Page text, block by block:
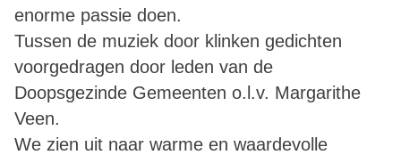
enorme passie doen.
Tussen de muziek door klinken gedichten
voorgedragen door leden van de
Doopsgezinde Gemeenten o.l.v. Margarithe
Veen.
We zien uit naar warme en waardevolle